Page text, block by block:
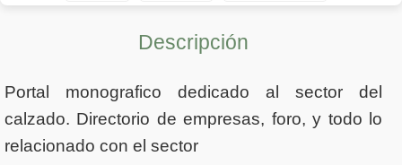
Descripción
Portal monografico dedicado al sector del
calzado. Directorio de empresas, foro, y todo lo
relacionado con el sector